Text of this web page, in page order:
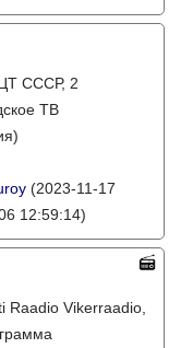
СССР, 2
ТВ
(2023-11-17
12:59:14)
Raadio Vikerraadio,